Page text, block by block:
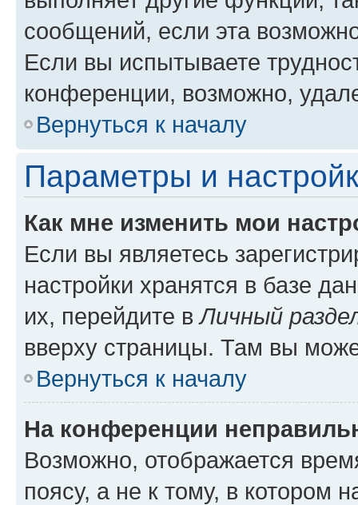
сообщений, если эта
Если вы испытываете
конференции, возможно,
Вернуться к началу
Параметры и
Как мне изменить мои
Если вы являетесь
настройки хранятся в базе
их, перейдите вЛичный
вверху страницы. Там вы
Вернуться к началу
На конференции
Возможно, отображается
поясу, а не к тому, в котором